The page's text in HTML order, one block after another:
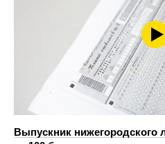
Выпускник нижегородского